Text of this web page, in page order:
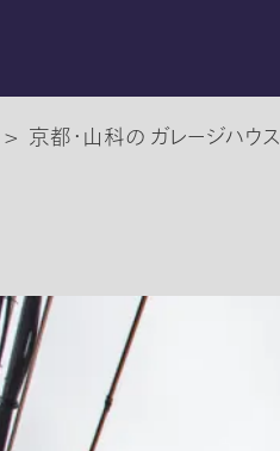
> 京都・山科の ガレージハウス